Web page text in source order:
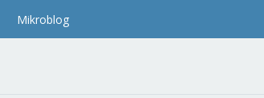
Mikroblog